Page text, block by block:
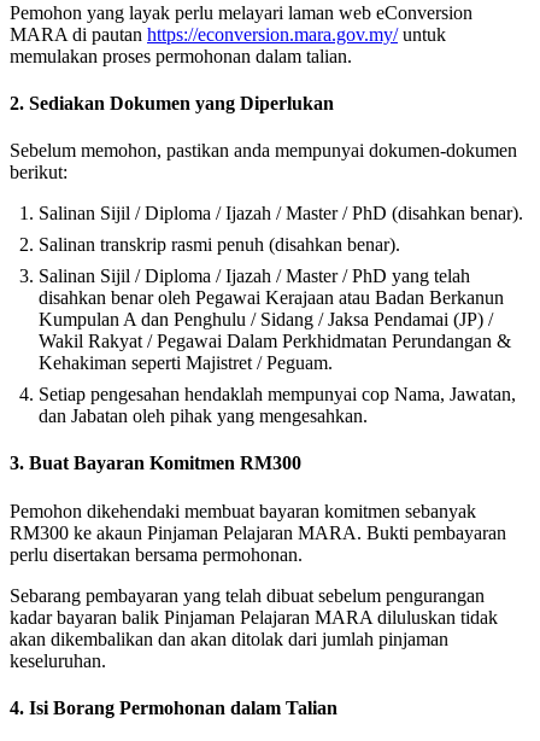
Pemohon yang layak perlu melayari laman web eConversion
MARA di pautan https://econversion.mara.gov.my/untuk
memulakan proses permohonan dalam talian.
2. Sediakan Dokumen yang Diperlukan
Sebelum memohon, pastikan anda mempunyai dokumen-dokumen
berikut:
Salinan Sijil / Diploma / Ijazah / Master / PhD (disahkan benar).
Salinan transkrip rasmi penuh (disahkan benar).
Salinan Sijil / Diploma / Ijazah / Master / PhD yang telah
disahkan benar oleh Pegawai Kerajaan atau Badan Berkanun
Kumpulan A dan Penghulu / Sidang / Jaksa Pendamai (JP) /
Wakil Rakyat / Pegawai Dalam Perkhidmatan Perundangan &
Kehakiman seperti Majistret / Peguam.
Setiap pengesahan hendaklah mempunyai cop Nama, Jawatan,
dan Jabatan oleh pihak yang mengesahkan.
3. Buat Bayaran Komitmen RM300
Pemohon dikehendaki membuat bayaran komitmen sebanyak
RM300 ke akaun Pinjaman Pelajaran MARA. Bukti pembayaran
perlu disertakan bersama permohonan.
Sebarang pembayaran yang telah dibuat sebelum pengurangan
kadar bayaran balik Pinjaman Pelajaran MARA diluluskan tidak
akan dikembalikan dan akan ditolak dari jumlah pinjaman
keseluruhan.
4. Isi Borang Permohonan dalam Talian